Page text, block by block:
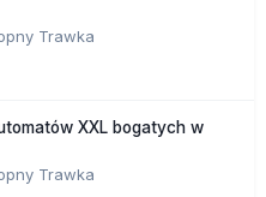
Trawka
XXL bogatych w
Trawka